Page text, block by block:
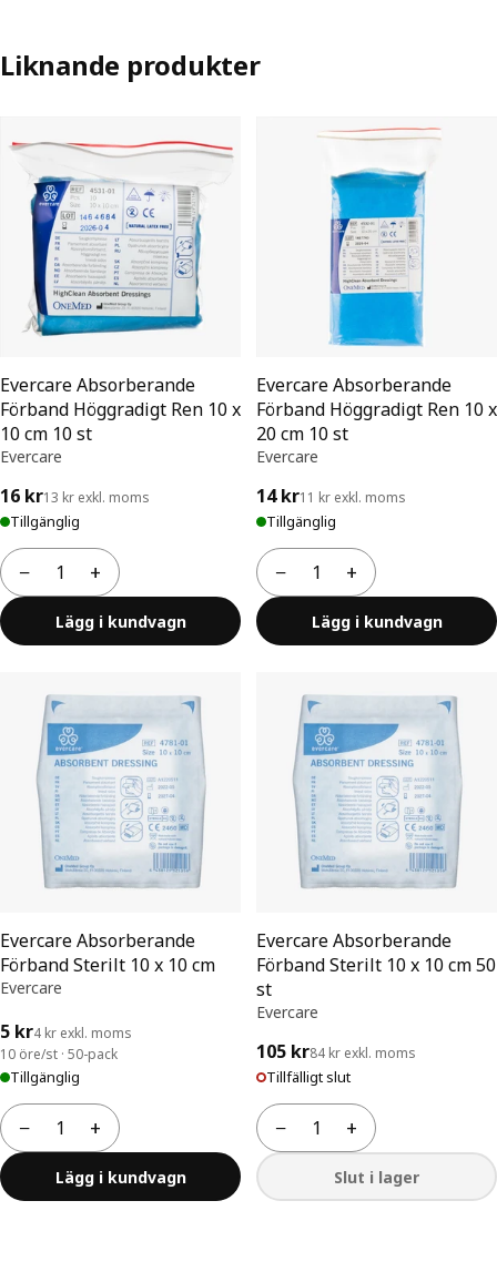
Liknande produkter
Evercare Absorberande
Förband Höggradigt Ren 10 x
10 cm 10 st
Evercare
16 kr13 kr exkl. moms
Tillgänglig
−
Antal +
Lägg i kundvagn
Evercare Absorberande
Förband Höggradigt Ren 10 x
20 cm 10 st
Evercare
14 kr11 kr exkl. moms
Tillgänglig
−
Antal +
Lägg i kundvagn
Evercare Absorberande
Förband Sterilt 10 x 10 cm
Evercare
5 kr4 kr exkl. moms
10 öre/st · 50-pack
Tillgänglig
−
Antal +
Lägg i kundvagn
Evercare Absorberande
Förband Sterilt 10 x 10 cm 50
st
Evercare
105 kr84 kr exkl. moms
Tillfälligt slut
−
Antal +
Slut i lager